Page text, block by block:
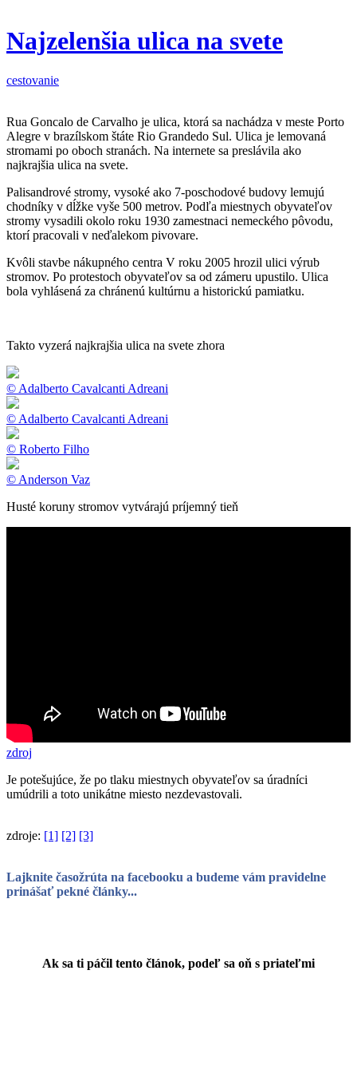
Najzelenšia ulica na svete
cestovanie
Rua Goncalo de Carvalho je ulica, ktorá sa nachádza v meste Porto
Alegre v brazílskom štáte Rio Grandedo Sul. Ulica je lemovaná
stromami po oboch stranách. Na internete sa preslávila ako
najkrajšia ulica na svete.
Palisandrové stromy, vysoké ako 7-poschodové budovy lemujú
chodníky v dĺžke vyše 500 metrov. Podľa miestnych obyvateľov
stromy vysadili okolo roku 1930 zamestnaci nemeckého pôvodu,
ktorí pracovali v neďalekom pivovare.
Kvôli stavbe nákupného centra V roku 2005 hrozil ulici výrub
stromov. Po protestoch obyvateľov sa od zámeru upustilo. Ulica
bola vyhlásená za chránenú kultúrnu a historickú pamiatku.
Takto vyzerá najkrajšia ulica na svete zhora
© Adalberto Cavalcanti Adreani
© Adalberto Cavalcanti Adreani
© Roberto Filho
© Anderson Vaz
Husté koruny stromov vytvárajú príjemný tieň
zdroj
Je potešujúce, že po tlaku miestnych obyvateľov sa úradníci
umúdrili a toto unikátne miesto nezdevastovali.
zdroje: [1] [2] [3]
Lajknite časožrúta na facebooku a budeme vám pravidelne
prinášať pekné články...
Ak sa ti páčil tento článok, podeľ sa oň s priateľmi